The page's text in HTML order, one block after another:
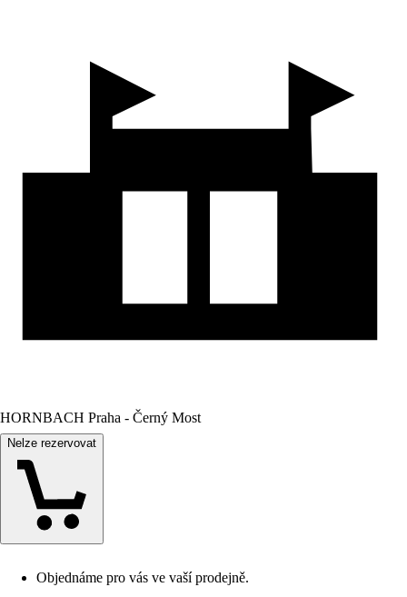
HORNBACH Praha - Černý Most
Nelze rezervovat
Objednáme pro vás ve vaší prodejně.